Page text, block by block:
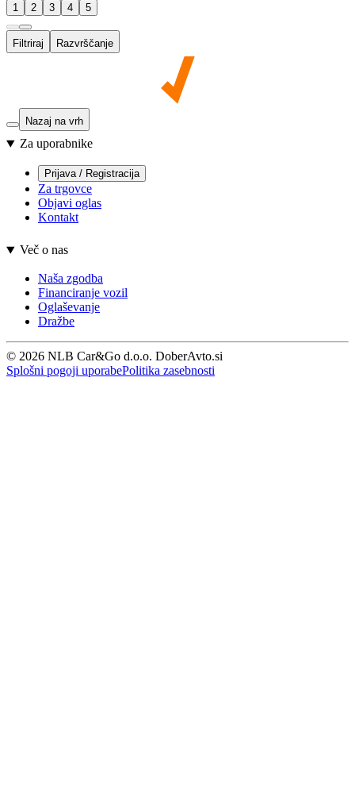
1 2 3 4 5
Filtriraj Razvrščanje
Nazaj na vrh
Za uporabnike
Prijava / Registracija
Za trgovce
Objavi oglas
Kontakt
Več o nas
Naša zgodba
Financiranje vozil
Oglaševanje
Dražbe
© 2026 NLB Car&Go d.o.o. DoberAvto.si
Splošni pogoji uporabePolitika zasebnosti